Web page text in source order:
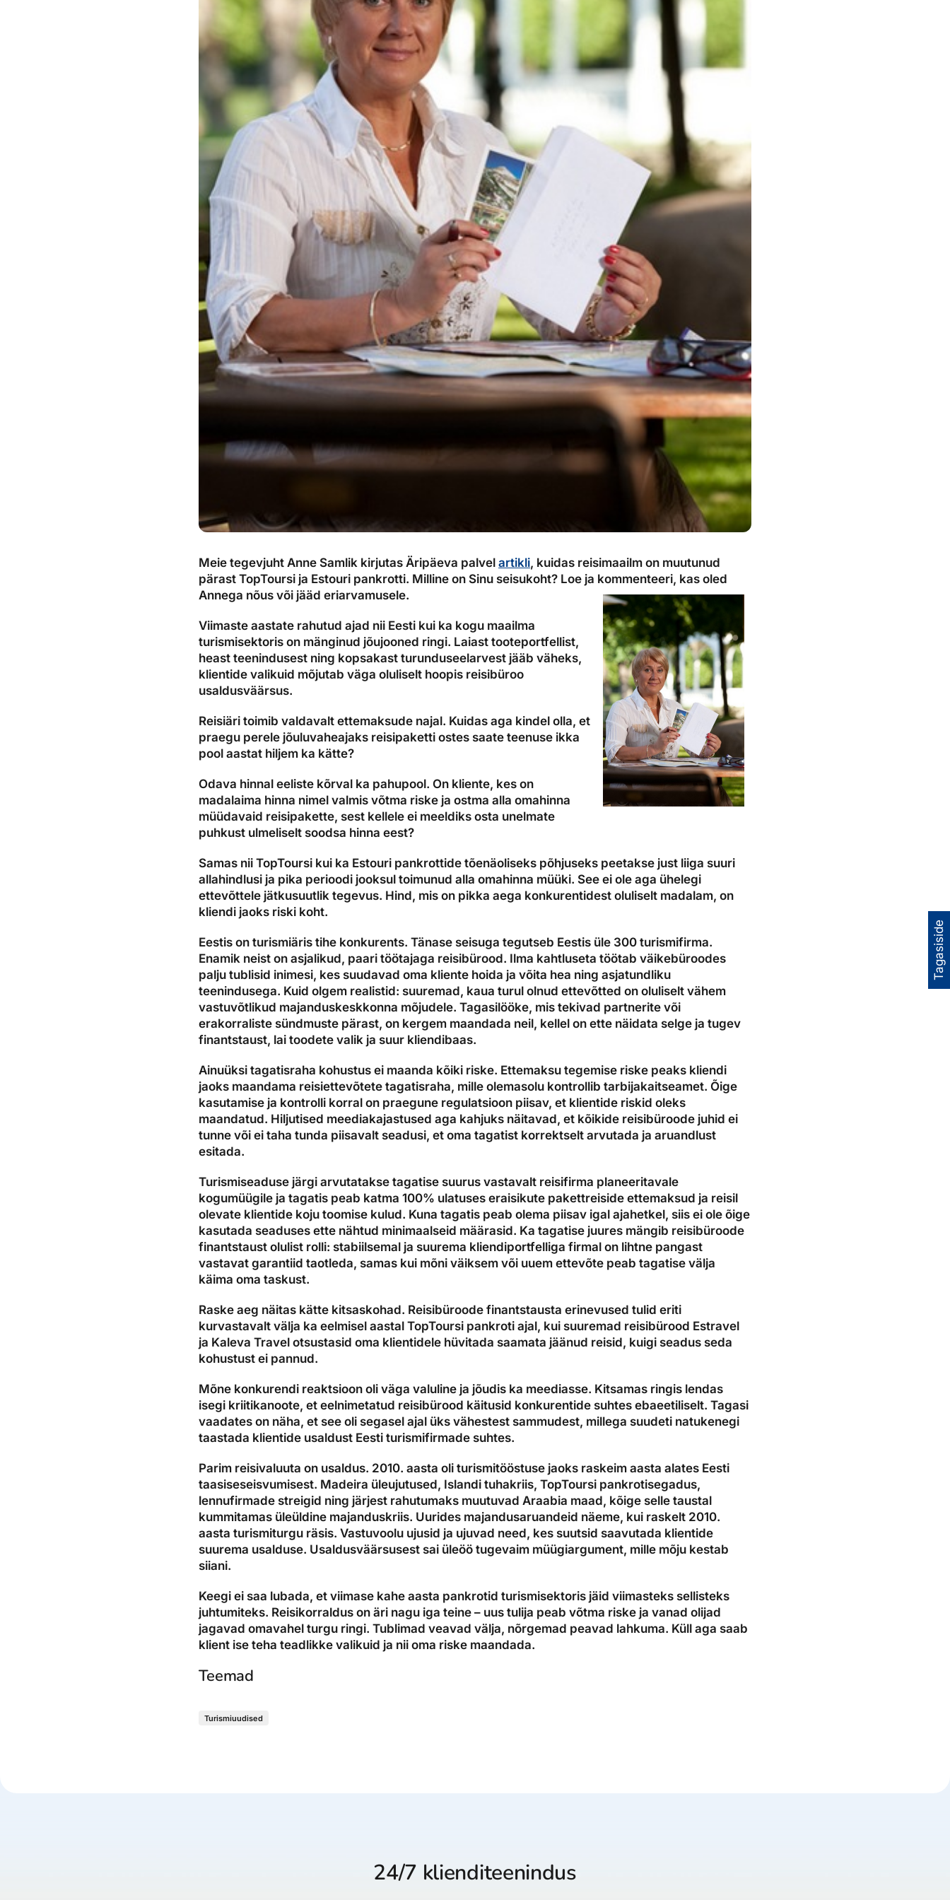
Tagasiside
Meie tegevjuht Anne Samlik kirjutas Äripäeva palvel artikli, kuidas reisimaailm on muutunud
pärast TopToursi ja Estouri pankrotti. Milline on Sinu seisukoht? Loe ja kommenteeri, kas oled
Annega nõus või jääd eriarvamusele.
Viimaste aastate rahutud ajad nii Eesti kui ka kogu maailma
turismisektoris on mänginud jõujooned ringi. Laiast tooteportfellist,
heast teenindusest ning kopsakast turunduseelarvest jääb väheks,
klientide valikuid mõjutab väga oluliselt hoopis reisibüroo
usaldusväärsus.
Reisiäri toimib valdavalt ettemaksude najal. Kuidas aga kindel olla, et
praegu perele jõuluvaheajaks reisipaketti ostes saate teenuse ikka
pool aastat hiljem ka kätte?
Odava hinnal eeliste kõrval ka pahupool. On kliente, kes on
madalaima hinna nimel valmis võtma riske ja ostma alla omahinna
müüdavaid reisipakette, sest kellele ei meeldiks osta unelmate
puhkust ulmeliselt soodsa hinna eest?
Samas nii TopToursi kui ka Estouri pankrottide tõenäoliseks põhjuseks peetakse just liiga suuri
allahindlusi ja pika perioodi jooksul toimunud alla omahinna müüki. See ei ole aga ühelegi
ettevõttele jätkusuutlik tegevus. Hind, mis on pikka aega konkurentidest oluliselt madalam, on
kliendi jaoks riski koht.
Eestis on turismiäris tihe konkurents. Tänase seisuga tegutseb Eestis üle 300 turismifirma.
Enamik neist on asjalikud, paari töötajaga reisibürood. Ilma kahtluseta töötab väikebüroodes
palju tublisid inimesi, kes suudavad oma kliente hoida ja võita hea ning asjatundliku
teenindusega. Kuid olgem realistid: suuremad, kaua turul olnud ettevõtted on oluliselt vähem
vastuvõtlikud majanduskeskkonna mõjudele. Tagasilööke, mis tekivad partnerite või
erakorraliste sündmuste pärast, on kergem maandada neil, kellel on ette näidata selge ja tugev
finantstaust, lai toodete valik ja suur kliendibaas.
Ainuüksi tagatisraha kohustus ei maanda kõiki riske. Ettemaksu tegemise riske peaks kliendi
jaoks maandama reisiettevõtete tagatisraha, mille olemasolu kontrollib tarbijakaitseamet. Õige
kasutamise ja kontrolli korral on praegune regulatsioon piisav, et klientide riskid oleks
maandatud. Hiljutised meediakajastused aga kahjuks näitavad, et kõikide reisibüroode juhid ei
tunne või ei taha tunda piisavalt seadusi, et oma tagatist korrektselt arvutada ja aruandlust
esitada.
Turismiseaduse järgi arvutatakse tagatise suurus vastavalt reisifirma planeeritavale
kogumüügile ja tagatis peab katma 100% ulatuses eraisikute pakettreiside ettemaksud ja reisil
olevate klientide koju toomise kulud. Kuna tagatis peab olema piisav igal ajahetkel, siis ei ole õige
kasutada seaduses ette nähtud minimaalseid määrasid. Ka tagatise juures mängib reisibüroode
finantstaust olulist rolli: stabiilsemal ja suurema kliendiportfelliga firmal on lihtne pangast
vastavat garantiid taotleda, samas kui mõni väiksem või uuem ettevõte peab tagatise välja
käima oma taskust.
Raske aeg näitas kätte kitsaskohad. Reisibüroode finantstausta erinevused tulid eriti
kurvastavalt välja ka eelmisel aastal TopToursi pankroti ajal, kui suuremad reisibürood Estravel
ja Kaleva Travel otsustasid oma klientidele hüvitada saamata jäänud reisid, kuigi seadus seda
kohustust ei pannud.
Mõne konkurendi reaktsioon oli väga valuline ja jõudis ka meediasse. Kitsamas ringis lendas
isegi kriitikanoote, et eelnimetatud reisibürood käitusid konkurentide suhtes ebaeetiliselt. Tagasi
vaadates on näha, et see oli segasel ajal üks vähestest sammudest, millega suudeti natukenegi
taastada klientide usaldust Eesti turismifirmade suhtes.
Parim reisivaluuta on usaldus. 2010. aasta oli turismitööstuse jaoks raskeim aasta alates Eesti
taasiseseisvumisest. Madeira üleujutused, Islandi tuhakriis, TopToursi pankrotisegadus,
lennufirmade streigid ning järjest rahutumaks muutuvad Araabia maad, kõige selle taustal
kummitamas üleüldine majanduskriis. Uurides majandusaruandeid näeme, kui raskelt 2010.
aasta turismiturgu räsis. Vastuvoolu ujusid ja ujuvad need, kes suutsid saavutada klientide
suurema usalduse. Usaldusväärsusest sai üleöö tugevaim müügiargument, mille mõju kestab
siiani.
Keegi ei saa lubada, et viimase kahe aasta pankrotid turismisektoris jäid viimasteks sellisteks
juhtumiteks. Reisikorraldus on äri nagu iga teine – uus tulija peab võtma riske ja vanad olijad
jagavad omavahel turgu ringi. Tublimad veavad välja, nõrgemad peavad lahkuma. Küll aga saab
klient ise teha teadlikke valikuid ja nii oma riske maandada.
Teemad
Turismiuudised
24/7 klienditeenindus